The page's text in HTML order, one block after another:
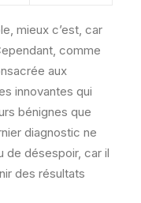
mieux c’est, car
comme
aux
innovantes qui
bénignes que
diagnostic ne
de désespoir, car il
des résultats